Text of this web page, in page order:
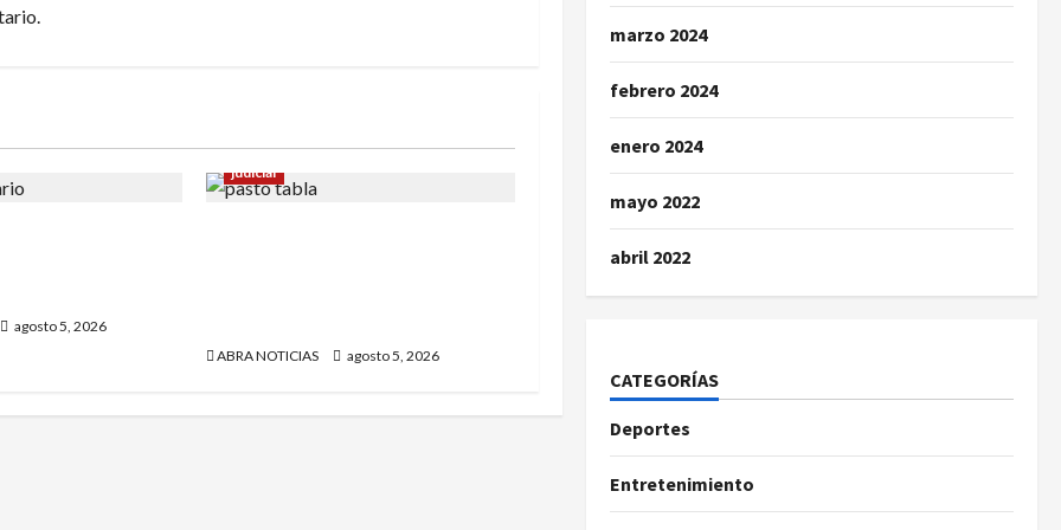
agosto 5, 2026
judicial
ABRA NOTICIAS agosto 5, 2026
marzo 2024
febrero 2024
enero 2024
mayo 2022
abril 2022
CATEGORÍAS
Deportes
Entretenimiento